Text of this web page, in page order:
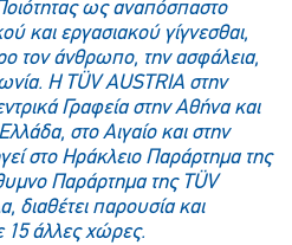
ως αναπόσπαστο
και εργασιακού γίγνεσθαι,
τον άνθρωπο, την ασφάλεια,
Η TÜV AUSTRIA στην
Γραφεία στην Αθήνα και
στο Αιγαίο και στην
στο Ηράκλειο Παράρτημα της
Παράρτημα της TÜV
παρουσία και
15 άλλες χώρες.